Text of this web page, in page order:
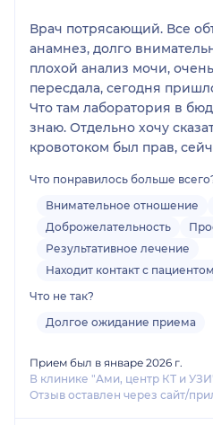
Врач потрясающий. Все
анамнез, долго
плохой анализ мочи,
пересдала, сегодня
Что там лаборатория в
знаю. Отдельно хочу сказать врачу спасибо 💗✨ С
кровотоком был прав,
понравилось, напрягло
18:00, в кабинет я попала
человек, записанный
больше минус
предупредить что приём
огромное спасибо! Буду
Что понравилось больше
Внимательное отношение
Доброжелательность
Результативное лечение
Находит контакт с пациентом
Что не так?
Долгое ожидание приема
Прием был в январе 2026 г.
В клинике "Ами, центр КТ и
Отзыв оставлен через сайт/